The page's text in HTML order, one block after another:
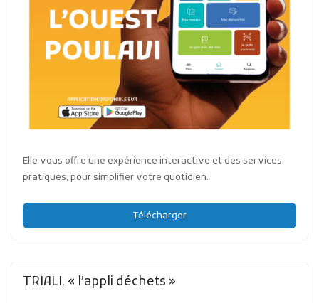
Elle vous offre une expérience interactive et des services
pratiques, pour simplifier votre quotidien.
Télécharger
TRIALI, « l’appli déchets »